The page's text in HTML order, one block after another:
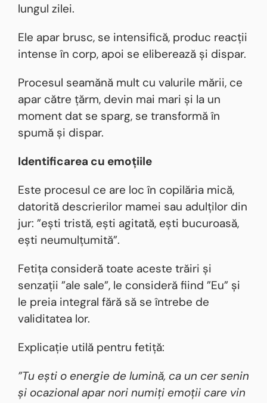
lungul zilei.
Ele apar brusc, se intensifică, produc reacții
intense în corp, apoi se eliberează și dispar.
Procesul seamănă mult cu valurile mării, ce
apar către țărm, devin mai mari și la un
moment dat se sparg, se transformă în
spumă și dispar.
Identificarea cu emoțiile
Este procesul ce are loc în copilăria mică,
datorită descrierilor mamei sau adulților din
jur: ”ești tristă, ești agitată, ești bucuroasă,
ești neumulțumită”.
Fetița consideră toate aceste trăiri și
senzații ”ale sale”, le consideră fiind ”Eu” și
le preia integral fără să se întrebe de
validitatea lor.
Explicație utilă pentru fetiță:
”Tu ești o energie de lumină, ca un cer senin
și ocazional apar nori numiți emoții care vin